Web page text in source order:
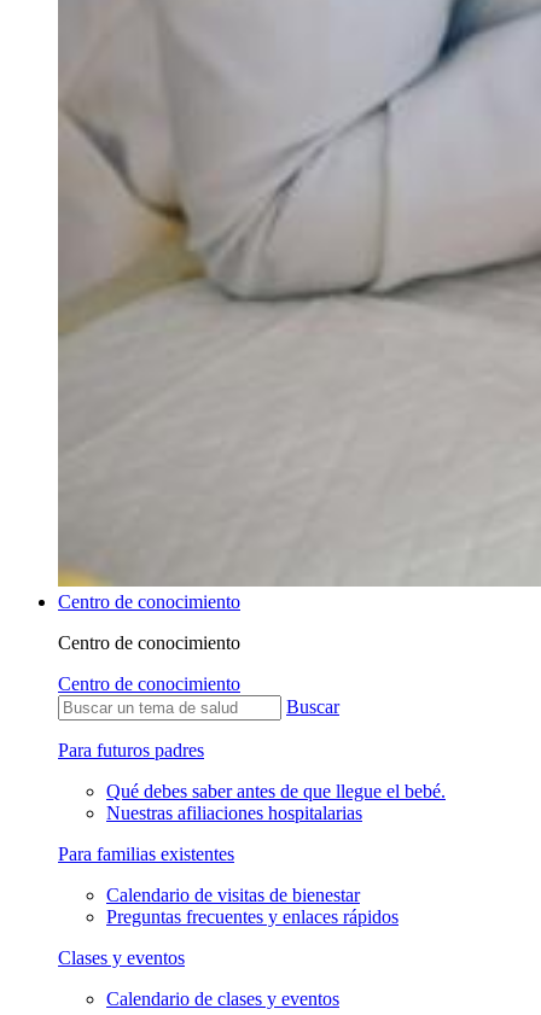
Centro de conocimiento
Centro de conocimiento
Centro de conocimiento
Buscar
Para futuros padres
Qué debes saber antes de que llegue el bebé.
Nuestras afiliaciones hospitalarias
Para familias existentes
Calendario de visitas de bienestar
Preguntas frecuentes y enlaces rápidos
Clases y eventos
Calendario de clases y eventos